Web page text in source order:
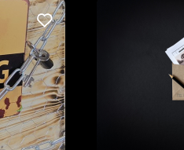
LIKE